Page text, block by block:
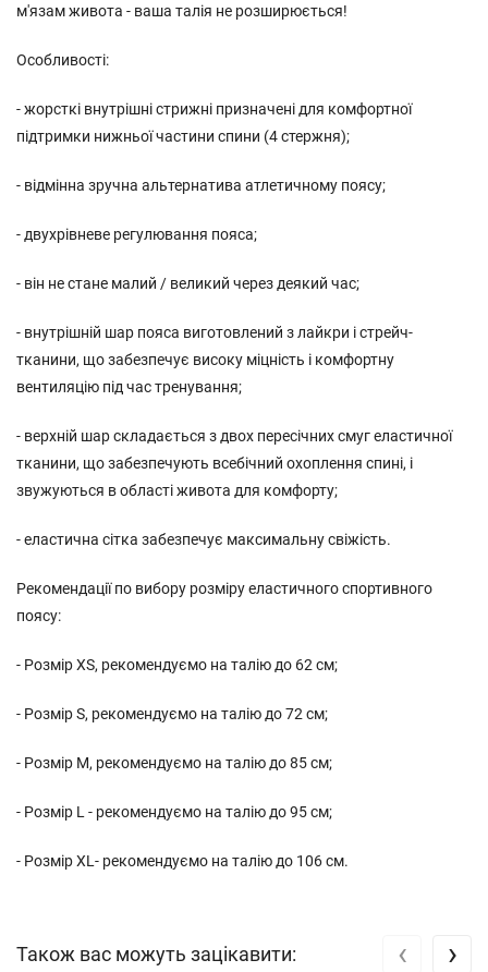
м'язам живота - ваша талія не розширюється!
Особливості:
- жорсткі внутрішні стрижні призначені для комфортної
підтримки нижньої частини спини (4 стержня);
- відмінна зручна альтернатива атлетичному поясу;
- двухрівневе регулювання пояса;
- він не стане малий / великий через деякий час;
- внутрішній шар пояса виготовлений з лайкри і стрейч-
тканини, що забезпечує високу міцність і комфортну
вентиляцію під час тренування;
- верхній шар складається з двох пересічних смуг еластичної
тканини, що забезпечують всебічний охоплення спині, і
звужуються в області живота для комфорту;
- еластична сітка забезпечує максимальну свіжість.
Рекомендації по вибору розміру еластичного спортивного
поясу:
- Розмір XS, рекомендуємо на талію до 62 см;
- Розмір S, рекомендуємо на талію до 72 см;
- Розмір М, рекомендуємо на талію до 85 см;
- Розмір L - рекомендуємо на талію до 95 см;
- Розмір XL- рекомендуємо на талію до 106 см.
Також вас можуть зацікавити: ‹ ›